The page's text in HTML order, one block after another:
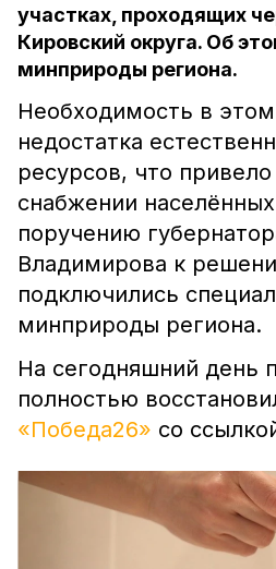
участках, проходящих
Кировский округа. Об
минприроды региона.
Необходимость в этом
недостатка
ресурсов, что
снабжении
поручению
Владимирова к
подключились
минприроды региона.
На сегодняшний день
полностью
«Победа26» со